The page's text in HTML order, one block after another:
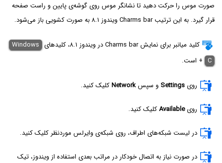
صورت موس را حرکت دهید تا نشانگر موس روی گوشه‌ی پایین و راست صفحه
قرار گیرد. به این ترتیب Charms bar ویندوز ۸.۱ به صورت کشویی باز می‌شود.
کلید میانبر برای نمایش Charms bar در ویندوز ۸.۱، کلیدهای
Windows
+ C است.
روی Settings و سپسNetworkکلیک کنید.
رویAvailableکلیک کنید.
در لیست شبکه‌های اطراف، روی شبکه‌ی وایرلس موردنظر کلیک کنید.
در صورت نیاز به اتصال خودکار در مراتب بعدی استفاده از ویندوز، تیک